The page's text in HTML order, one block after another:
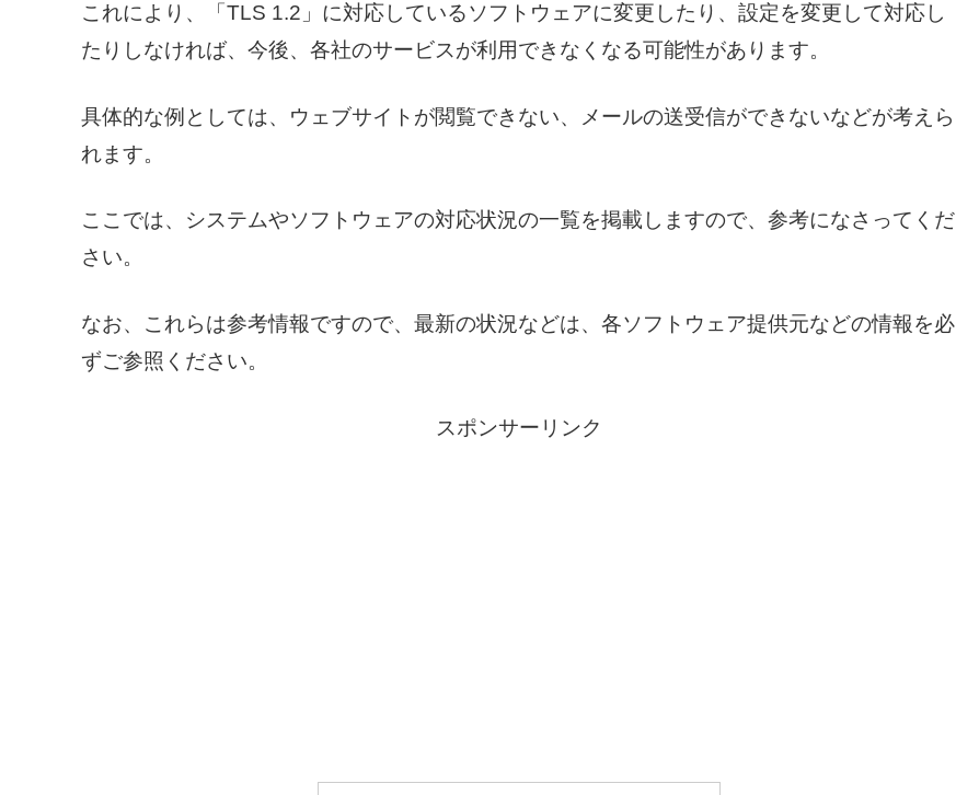
これにより、「TLS 1.2」に対応しているソフトウェアに変更したり、設定を変更して対応し
たりしなければ、今後、各社のサービスが利用できなくなる可能性があります。
具体的な例としては、ウェブサイトが閲覧できない、メールの送受信ができないなどが考えら
れます。
ここでは、システムやソフトウェアの対応状況の一覧を掲載しますので、参考になさってくだ
さい。
なお、これらは参考情報ですので、最新の状況などは、各ソフトウェア提供元などの情報を必
ずご参照ください。
スポンサーリンク